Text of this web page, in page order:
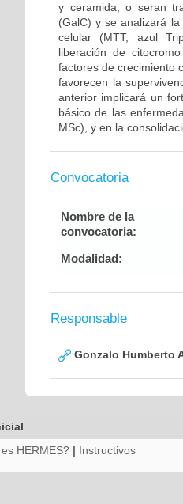
y ceramida, o seran
(GalC) y se analizará
celular (MTT, azul
liberación de
factores de crecimiento
favorecen la
anterior implicará un
básico de las
MSc), y en la
Convocatoria
Nombre de la
convocatoria:
Modalidad:
Responsable
Gonzalo Humberto
HERMES? | Instructivos